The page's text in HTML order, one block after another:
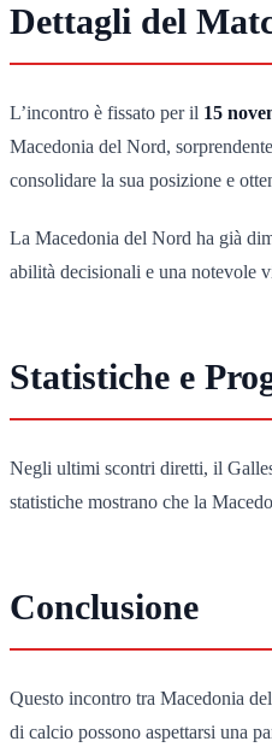
Dettagli del
L’incontro è fissato per il 15
Macedonia del Nord,
consolidare la sua posizione e
La Macedonia del Nord ha già
abilità decisionali e una notevole
Statistiche e
Negli ultimi scontri diretti, il
statistiche mostrano che la
Conclusione
Questo incontro tra Macedonia
di calcio possono aspettarsi una